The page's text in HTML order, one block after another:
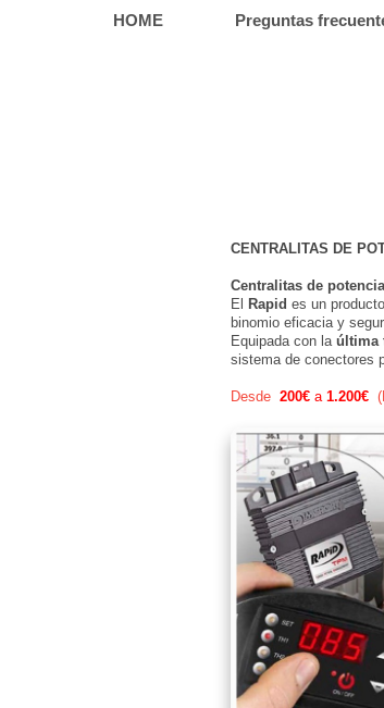
HOME Preguntas
CENTRALITAS DE
Centralitas de potencia
El
Rapid es un
binomio eficacia y
Equipada con la última
sistema de
Desde 200€ a 1.200€